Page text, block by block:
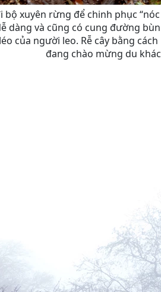
bộ xuyên rừng để chinh phục
dàng và cũng có cung đường
của người leo. Rễ cây bằng
đang chào mừng du